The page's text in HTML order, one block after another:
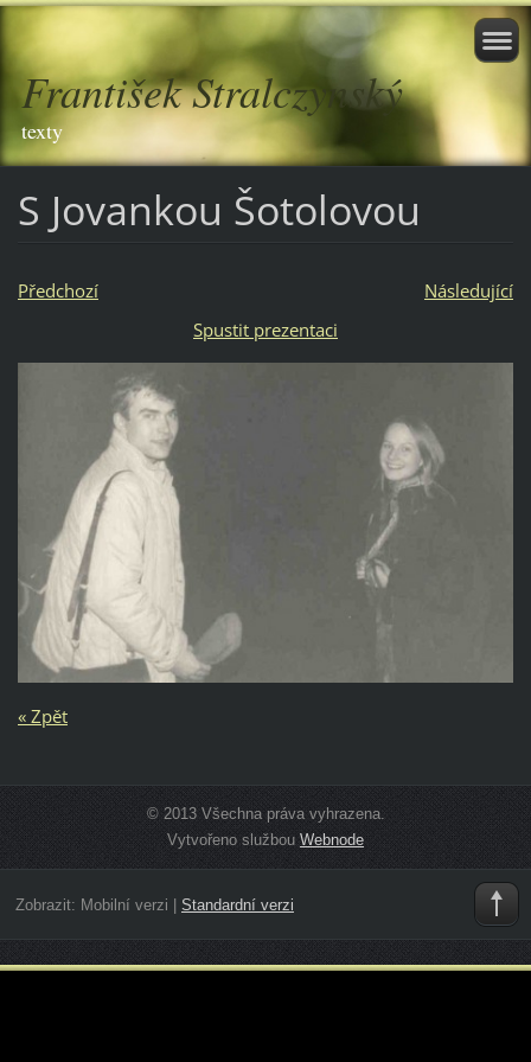
František Stralczynský
texty
S Jovankou Šotolovou
Předchozí
Následující
Spustit prezentaci
« Zpět
© 2013 Všechna práva vyhrazena.
Vytvořeno službouWebnode
Zobrazit: Mobilní verzi Standardní verzi